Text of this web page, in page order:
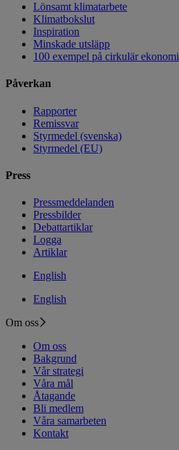
Lönsamt klimatarbete
Klimatbokslut
Inspiration
Minskade utsläpp
100 exempel på cirkulär ekonomi
Påverkan
Rapporter
Remissvar
Styrmedel (svenska)
Styrmedel (EU)
Press
Pressmeddelanden
Pressbilder
Debattartiklar
Logga
Artiklar
English
English
Om oss
Om oss
Bakgrund
Vår strategi
Våra mål
Åtagande
Bli medlem
Våra samarbeten
Kontakt